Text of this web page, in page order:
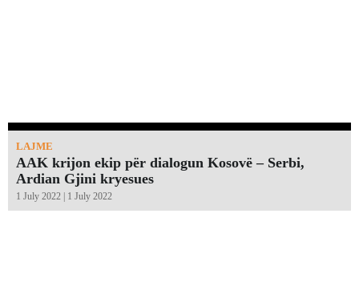
LAJME
AAK krijon ekip për dialogun Kosovë – Serbi,
Ardian Gjini kryesues
1 July 2022 | 1 July 2022